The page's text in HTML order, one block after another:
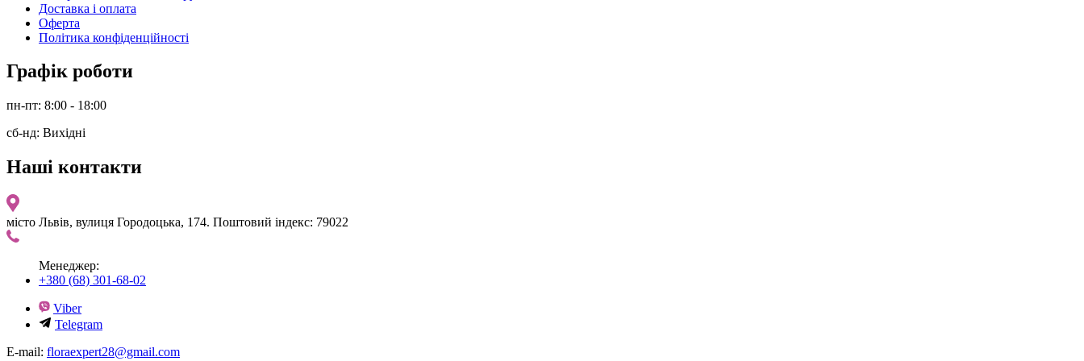
Доставка і оплата
Оферта
Політика конфіденційності
Графік роботи
пн-пт: 8:00 - 18:00
сб-нд: Вихідні
Наші контакти
місто Львів, вулиця Городоцька, 174. Поштовий індекс: 79022
Менеджер:
+380 (68) 301-68-02
Viber
Telegram
E-mail: floraexpert28@gmail.com